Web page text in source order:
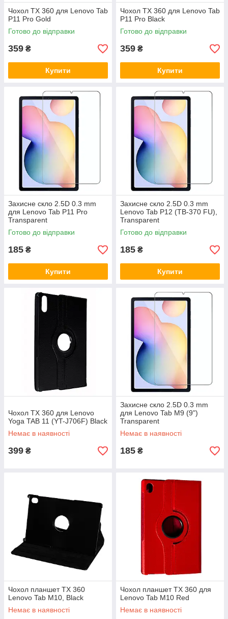
Чохол TX 360 для Lenovo Tab
P11 Pro Gold
Готово до відправки
359 ₴
Купити
Чохол TX 360 для Lenovo Tab
P11 Pro Black
Готово до відправки
359 ₴
Купити
Захисне скло 2.5D 0.3 mm
для Lenovo Tab P11 Pro
Transparent
Готово до відправки
185 ₴
Купити
Захисне скло 2.5D 0.3 mm
Lenovo Tab P12 (TB-370 FU),
Transparent
Готово до відправки
185 ₴
Купити
Чохол TX 360 для Lenovo
Yoga TAB 11 (YT-J706F) Black
Немає в наявності
399 ₴
Захисне скло 2.5D 0.3 mm
для Lenovo Tab M9 (9")
Transparent
Немає в наявності
185 ₴
Чохол планшет TX 360
Lenovo Tab M10, Black
Немає в наявності
Чохол планшет TX 360 для
Lenovo Tab M10 Red
Немає в наявності